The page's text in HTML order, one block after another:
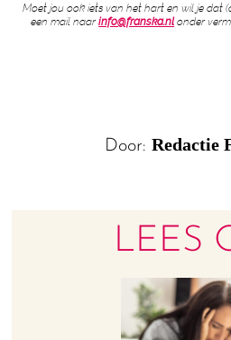
Moet jou ook iets van het hart en wil je dat
een mail naarinfo@franska.nlonder
Door: Redactie
LEES